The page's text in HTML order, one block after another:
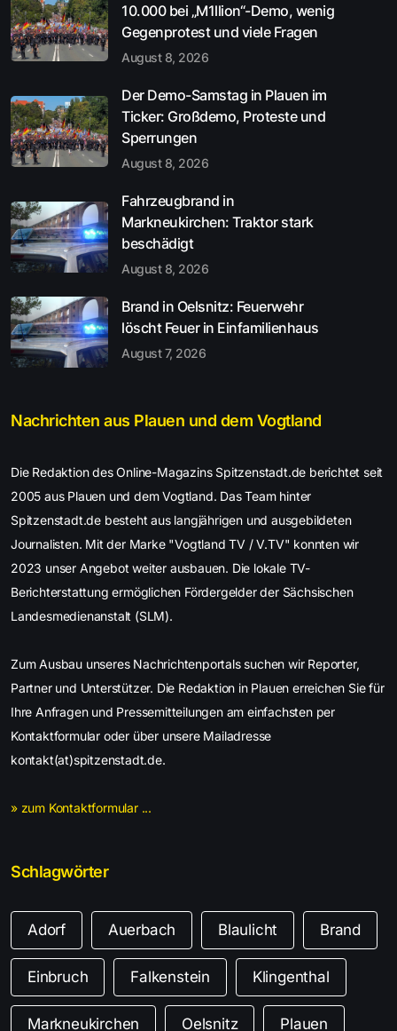
10.000 bei „M1llion“-Demo, wenig
Gegenprotest und viele Fragen
August 8, 2026
Der Demo-Samstag in Plauen im
Ticker: Großdemo, Proteste und
Sperrungen
August 8, 2026
Fahrzeugbrand in
Markneukirchen: Traktor stark
beschädigt
August 8, 2026
Brand in Oelsnitz: Feuerwehr
löscht Feuer in Einfamilienhaus
August 7, 2026
Nachrichten aus Plauen und dem Vogtland
Die Redaktion des Online-Magazins Spitzenstadt.de berichtet seit
2005 aus Plauen und dem Vogtland. Das Team hinter
Spitzenstadt.de besteht aus langjährigen und ausgebildeten
Journalisten. Mit der Marke "Vogtland TV / V.TV" konnten wir
2023 unser Angebot weiter ausbauen. Die lokale TV-
Berichterstattung ermöglichen Fördergelder der Sächsischen
Landesmedienanstalt (SLM).
Zum Ausbau unseres Nachrichtenportals suchen wir Reporter,
Partner und Unterstützer. Die Redaktion in Plauen erreichen Sie für
Ihre Anfragen und Pressemitteilungen am einfachsten per
Kontaktformular oder über unsere Mailadresse
kontakt(at)spitzenstadt.de.
» zum Kontaktformular ...
Schlagwörter
Adorf Auerbach Blaulicht Brand
Einbruch Falkenstein Klingenthal
Markneukirchen Oelsnitz Plauen